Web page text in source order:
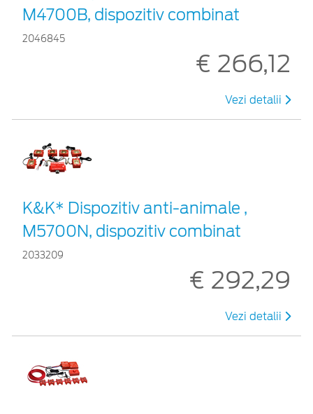
M4700B, dispozitiv combinat
2046845
€ 266,12
Vezi detalii
K&K* Dispozitiv anti-animale ,
M5700N, dispozitiv combinat
2033209
€ 292,29
Vezi detalii